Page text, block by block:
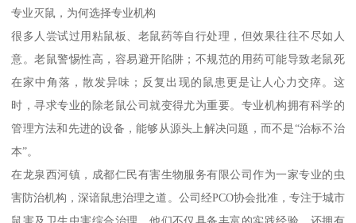
专业灭鼠，为何选择专业机构
很多人尝试过用粘鼠板、老鼠药等自行处理，但效果往往不尽如人
意。老鼠警惕性高，容易避开陷阱；不规范的用药可能导致老鼠死
在家中角落，散发异味；反复出现的鼠患更是让人心力交瘁。这
时，寻求专业的除老鼠公司就变得尤为重要。专业机构拥有科学的
管理方法和先进的设备，能够从源头上解决问题，而不是“治标不治
本”。
在龙泉西河镇，成都仁民有害生物服务有限公司作为一家专业的虫
害防治机构，深谙鼠患治理之道。公司经PCO协会批准，专注于城市
鼠害及卫生虫害综合治理。他们不仅具备丰富的实践经验，还拥有